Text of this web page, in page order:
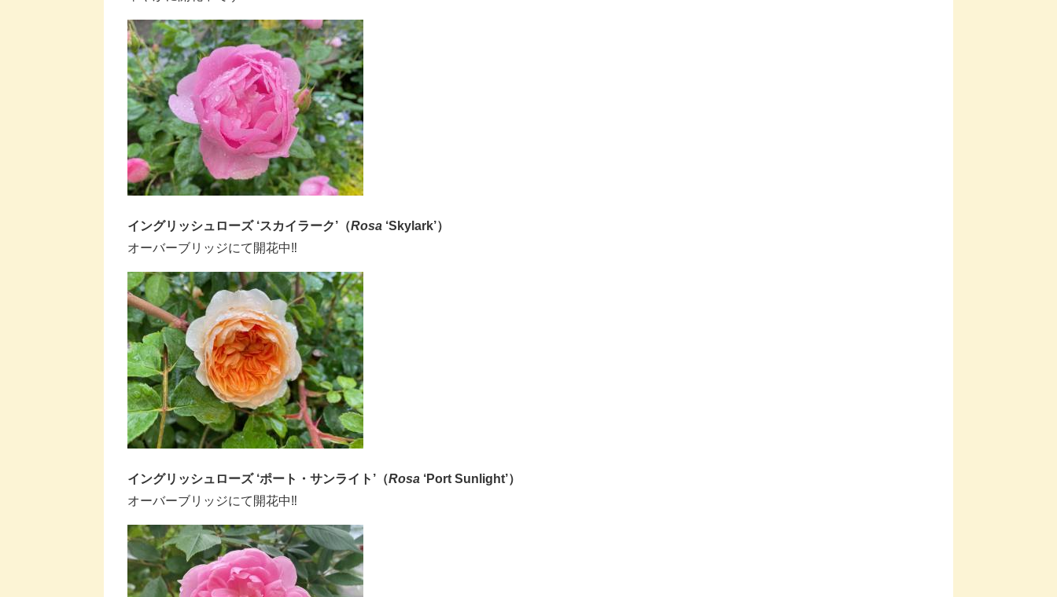
イングリッシュローズ ‘スカイラーク’（Rosa ‘Skylark’）
オーバーブリッジにて開花中‼
イングリッシュローズ ‘ポート・サンライト ’（Rosa ‘Port Sunlight’）
オーバーブリッジにて開花中‼